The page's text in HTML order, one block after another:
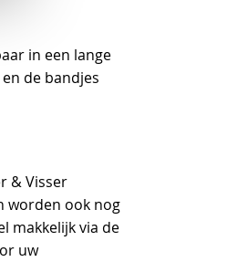
in een lange
de bandjes
& Visser
worden ook nog
makkelijk via de
uw